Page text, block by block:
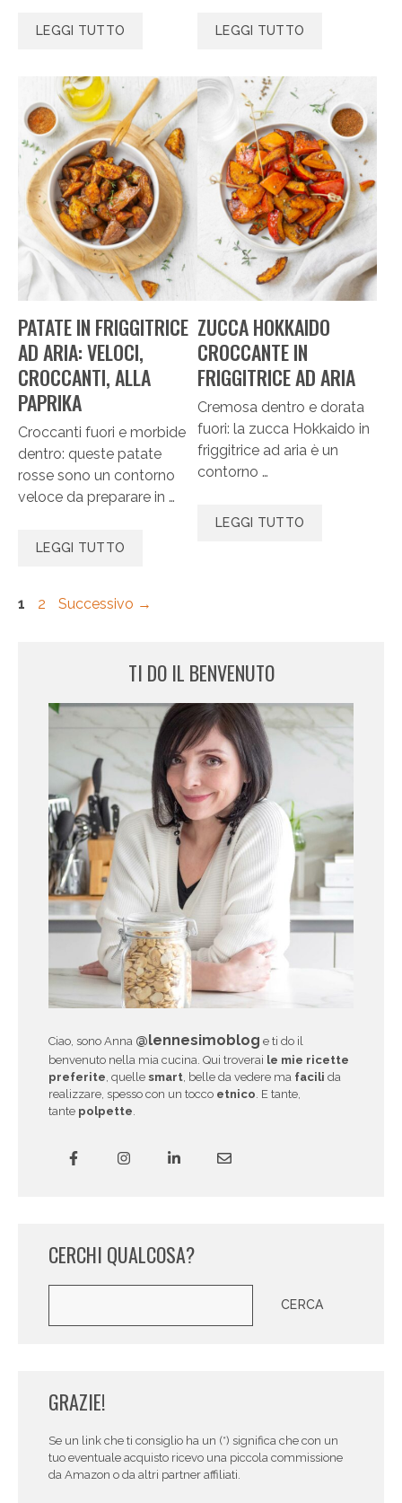
LEGGI TUTTO LEGGI TUTTO
PATATE IN FRIGGITRICE
AD ARIA: VELOCI,
CROCCANTI, ALLA
PAPRIKA
Croccanti fuori e morbide
dentro: queste patate
rosse sono un contorno
veloce da preparare in …
LEGGI TUTTO
ZUCCA HOKKAIDO
CROCCANTE IN
FRIGGITRICE AD ARIA
Cremosa dentro e dorata
fuori: la zucca Hokkaido in
friggitrice ad aria è un
contorno …
LEGGI TUTTO
Pagina
1 Pagina
2 Successivo →
TI DO IL BENVENUTO
Ciao, sono Anna @lennesimoblog e ti do il
benvenuto nella mia cucina. Qui troverai le mie ricette
preferite, quelle smart, belle da vedere ma facili da
realizzare, spesso con un tocco etnico. E tante,
tante polpette.
CERCHI QUALCOSA?
CERCA
GRAZIE!
Se un link che ti consiglio ha un (*) significa che con un
tuo eventuale acquisto ricevo una piccola commissione
da Amazon o da altri partner affiliati.